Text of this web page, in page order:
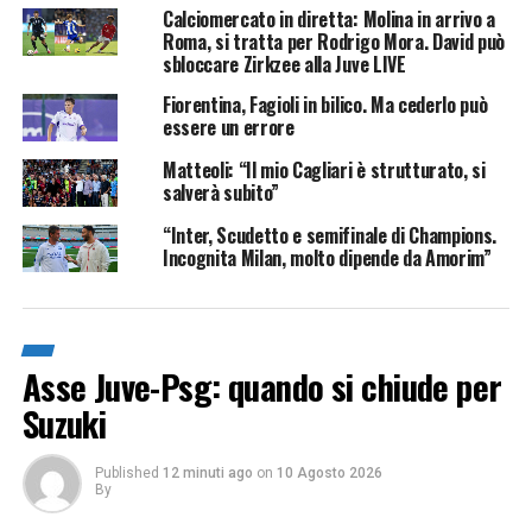
Calciomercato in diretta: Molina in arrivo a
Roma, si tratta per Rodrigo Mora. David può
sbloccare Zirkzee alla Juve LIVE
Fiorentina, Fagioli in bilico. Ma cederlo può
essere un errore
Matteoli: “Il mio Cagliari è strutturato, si
salverà subito”
“Inter, Scudetto e semifinale di Champions.
Incognita Milan, molto dipende da Amorim”
Asse Juve-Psg: quando si chiude per
Suzuki
Published 12 minuti ago on 10 Agosto 2026
By